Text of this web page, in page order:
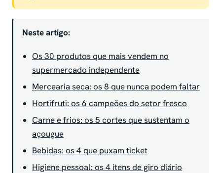
Neste artigo:
Os 30 produtos que mais vendem no
supermercado independente
Mercearia seca: os 8 que nunca podem faltar
Hortifruti: os 6 campeões do setor fresco
Carne e frios: os 5 cortes que sustentam o
açougue
Bebidas: os 4 que puxam ticket
Higiene pessoal: os 4 itens de giro diário